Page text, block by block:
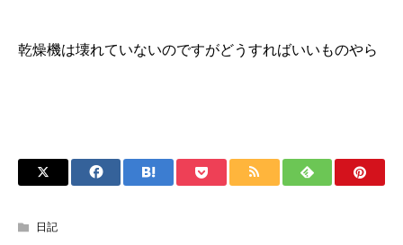
乾燥機は壊れていないのですがどうすればいいものやら
日記